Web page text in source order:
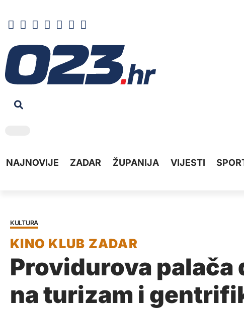
NAJNOVIJE ZADAR ŽUPANIJA VIJESTI
KULTURA
Providurova
na turizam i